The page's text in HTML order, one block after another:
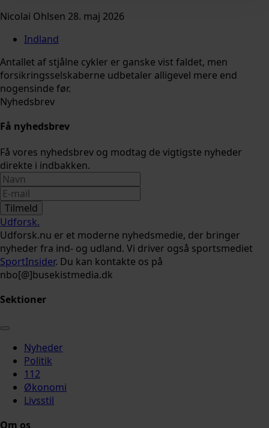
Nicolai Ohlsen 28. maj 2026
Indland
Antallet af stjålne cykler er ganske vist faldet, men
forsikringsselskaberne udbetaler alligevel mere end
nogensinde før.
Nyhedsbrev
Få nyhedsbrev
Få vores nyhedsbrev og modtag de vigtigste nyheder
direkte i indbakken.
Tilmeld
Udforsk.
Udforsk.nu er et moderne nyhedsmedie, der bringer
nyheder fra ind- og udland. Vi driver også sportsmediet
SportInsider. Du kan kontakte os på
nbo[@]busekistmedia.dk
Sektioner
Nyheder
Politik
112
Økonomi
Livsstil
Om os